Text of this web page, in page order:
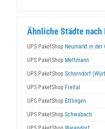
Ähnliche Städte nach
UPS PaketShop Neumarkt in der
UPS PaketShop Mettmann
UPS PaketShop Schorndorf
UPS PaketShop Freital
UPS PaketShop Ettlingen
UPS PaketShop Schwabach